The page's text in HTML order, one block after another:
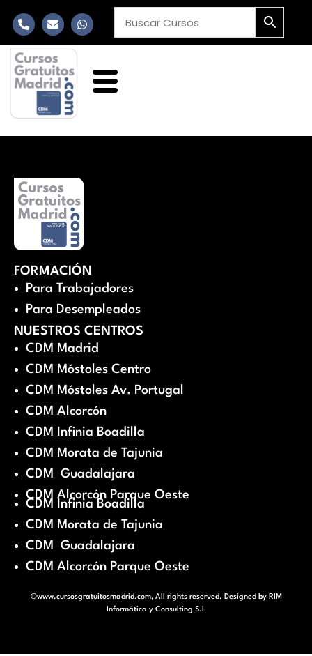
FORMACIÓN
Para Trabajadores
Para Desempleados
NUESTROS CENTROS
CDM Madrid
CDM Móstoles Centro
CDM Móstoles Av. Portugal
CDM Alcorcón
CDM Infinia Boadilla
CDM Morata de Tajunia
CDM Guadalajara
CDM Alcorcón Parque Oeste
CDM Infinia Boadilla
CDM Morata de Tajunia
CDM Guadalajara
CDM Alcorcón Parque Oeste
©www.cursosgratuitosmadrid.com, All rights reserved. Designed by RIM
Informática y Consulting S.L